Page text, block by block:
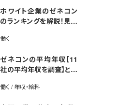
ホワイト企業のゼネコン
のランキングを解説！見極
版】
働く
ゼネコンの平均年収【11
社の平均年収を調査】と年
P法も紹介
働く / 年収・給料